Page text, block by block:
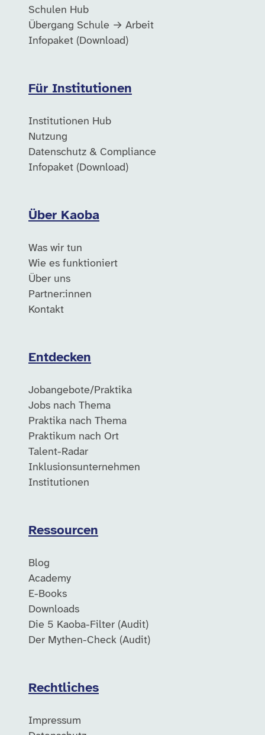
Schulen Hub
Übergang Schule → Arbeit
Infopaket (Download)
Für Institutionen
Institutionen Hub
Nutzung
Datenschutz & Compliance
Infopaket (Download)
Über Kaoba
Was wir tun
Wie es funktioniert
Über uns
Partner:innen
Kontakt
Entdecken
Jobangebote/Praktika
Jobs nach Thema
Praktika nach Thema
Praktikum nach Ort
Talent-Radar
Inklusionsunternehmen
Institutionen
Ressourcen
Blog
Academy
E-Books
Downloads
Die 5 Kaoba-Filter (Audit)
Der Mythen-Check (Audit)
Rechtliches
Impressum